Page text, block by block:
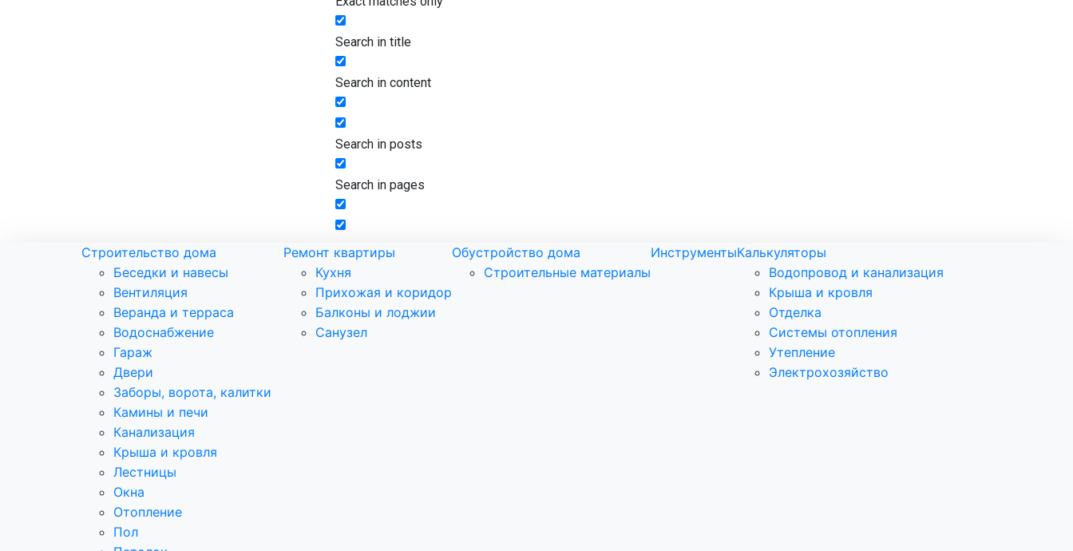
Search in title
Search in content
Search in posts
Search in pages
Строительство дома
Беседки и навесы
Вентиляция
Веранда и терраса
Водоснабжение
Гараж
Двери
Заборы, ворота, калитки
Камины и печи
Канализация
Крыша и кровля
Лестницы
Окна
Отопление
Пол
Ремонт квартиры
Кухня
Прихожая и коридор
Балконы и лоджии
Санузел
Обустройство дома
Строительные материалы
ИнструментыКалькуляторы
Водопровод и канализация
Крыша и кровля
Отделка
Системы отопления
Утепление
Электрохозяйство